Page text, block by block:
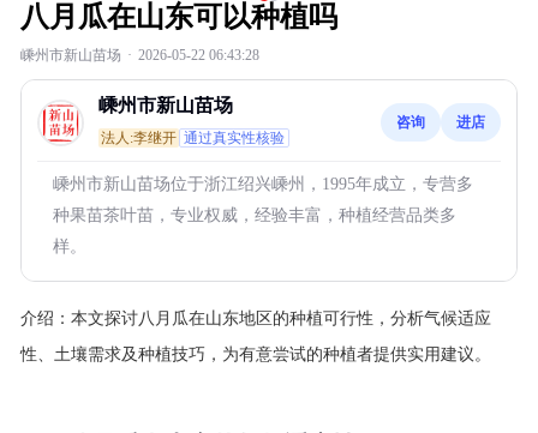
八月瓜在山东可以种植吗
嵊州市新山苗场 · 2026-05-22 06:43:28
嵊州市新山苗场
法人:李继开 通过真实性核验
咨询 进店
嵊州市新山苗场位于浙江绍兴嵊州，1995年成立，专营多
种果苗茶叶苗，专业权威，经验丰富，种植经营品类多
样。
介绍： 本文探讨八月瓜在山东地区的种植可行性，分析气候适应
性、土壤需求及种植技巧，为有意尝试的种植者提供实用建议。